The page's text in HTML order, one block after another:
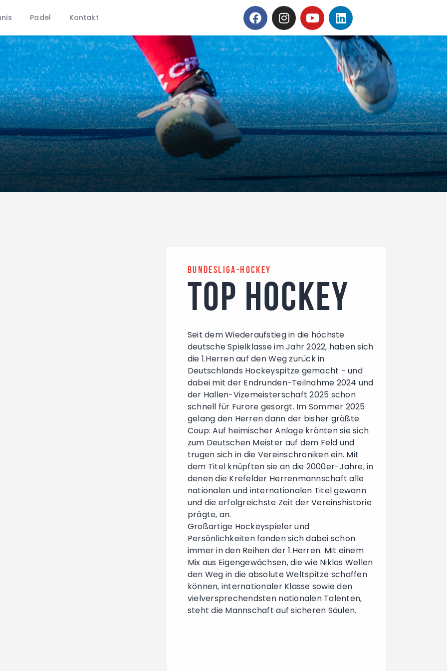
Padel Kontakt
Hockey
Tennis
Padel
Kontakt
Bundesliga-Hockey
TOP Hockey
Seit dem Wiederaufstieg in die höchste
deutsche Spielklasse im Jahr 2022, haben sich
die 1.Herren auf den Weg zurück in
Deutschlands Hockeyspitze gemacht - und
dabei mit der Endrunden-Teilnahme 2024 und
der Hallen-Vizemeisterschaft 2025 schon
schnell für Furore gesorgt. Im Sommer 2025
gelang den Herren dann der bisher größte
Coup: Auf heimischer Anlage krönten sie sich
zum Deutschen Meister auf dem Feld und
trugen sich in die Vereinschroniken ein. Mit
dem Titel knüpften sie an die 2000er-Jahre, in
denen die Krefelder Herrenmannschaft alle
nationalen und internationalen Titel gewann
und die erfolgreichste Zeit der Vereinshistorie
prägte, an.
Großartige Hockeyspieler und
Persönlichkeiten fanden sich dabei schon
immer in den Reihen der 1.Herren. Mit einem
Mix aus Eigengewächsen, die wie Niklas Wellen
den Weg in die absolute Weltspitze schaffen
können, internationaler Klasse sowie den
vielversprechendsten nationalen Talenten,
steht die Mannschaft auf sicheren Säulen.